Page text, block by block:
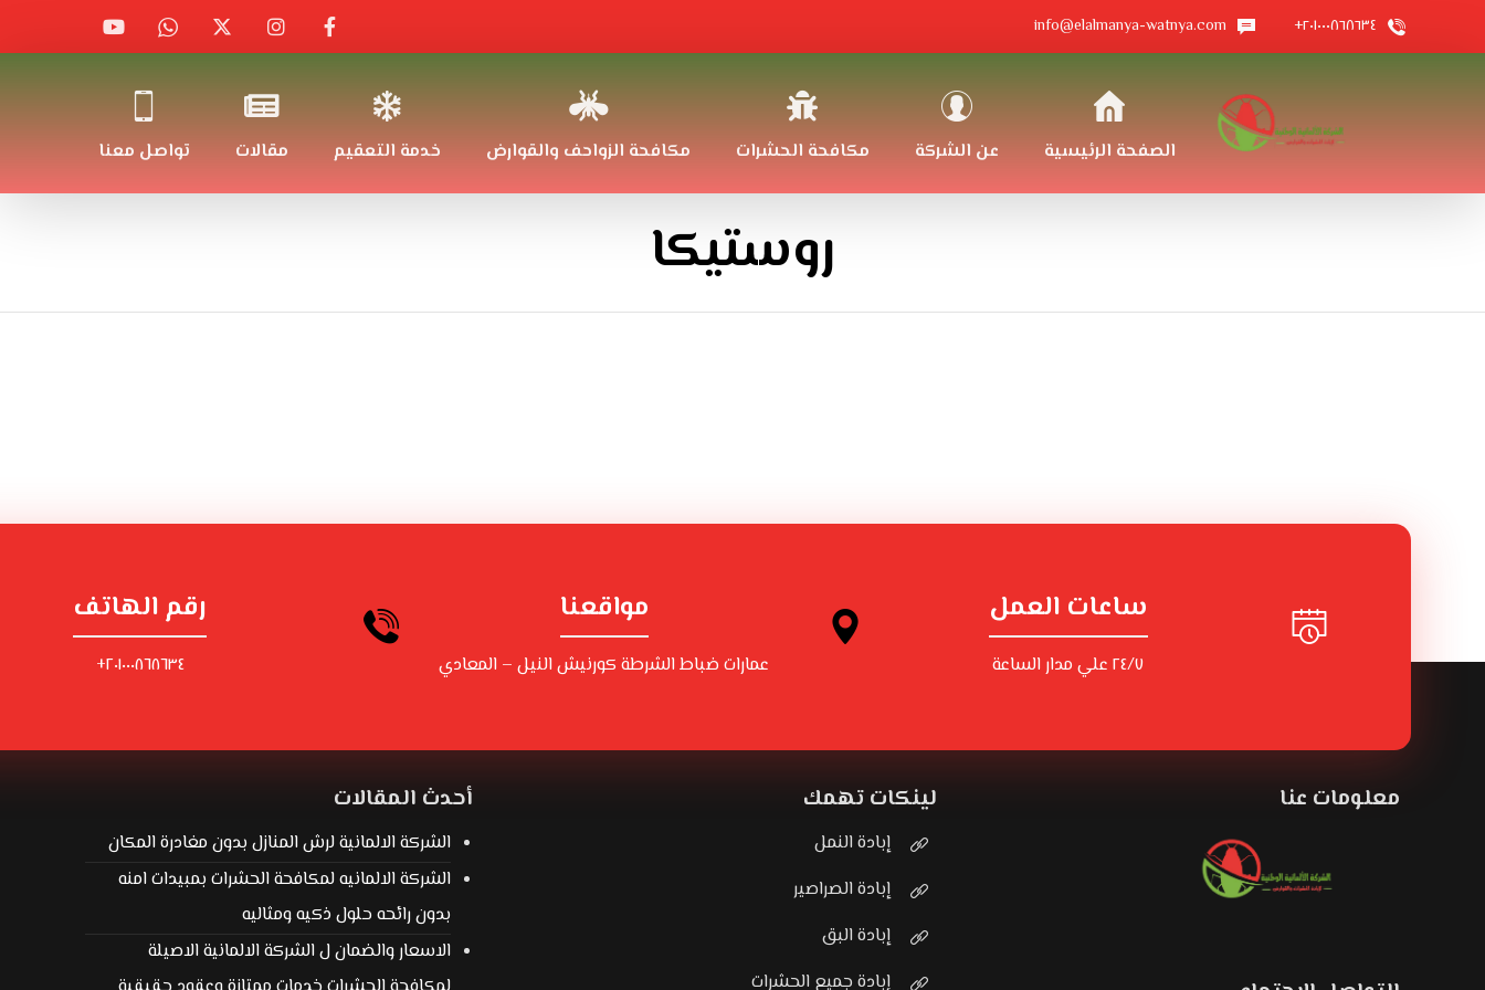
٢٠١٠٠٠٨٦٨٦٣٤+ info@elalmanya-watnya.com
الصفحة الرئيسية عن الشركة مكافحة الحشرات مكافحة الزواحف والقوارض خدمة التعقيم مقالات تواصل معنا
روستيكا
ساعات العمل
٢٤/٧ علي مدار الساعة
مواقعنا
عمارات ضباط الشرطة كورنيش النيل – المعادي
رقم الهاتف
٢٠١٠٠٠٨٦٨٦٣٤+
معلومات عنا لينكات تهمك
إبادة النمل
إبادة الصراصير
إبادة البق
إبادة جميع الحشرات
أحدث المقالات
الشركة الالمانية لرش المنازل بدون مغادرة المكان
الشركة الالمانيه لمكافحة الحشرات بمبيدات امنه
بدون رائحه حلول ذكيه ومثاليه
الاسعار والضمان ل الشركة الالمانية الاصيلة